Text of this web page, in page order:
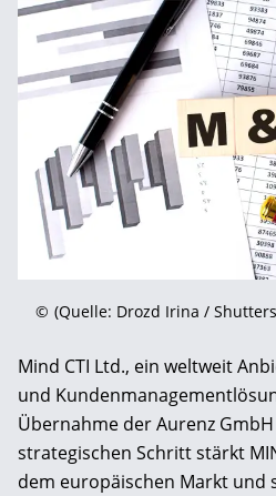
© (Quelle: Drozd Irina /
Mind CTI Ltd., ein weltweit
und
Übernahme der Aurenz
strategischen Schritt stärkt
dem europäischen Markt und